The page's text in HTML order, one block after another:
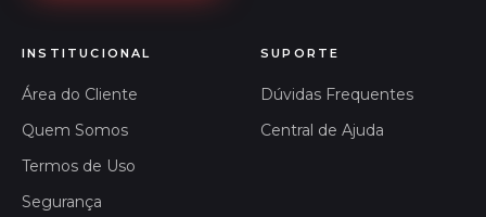
INSTITUCIONAL
Área do Cliente
Quem Somos
Termos de Uso
Segurança
SUPORTE
Dúvidas Frequentes
Central de Ajuda